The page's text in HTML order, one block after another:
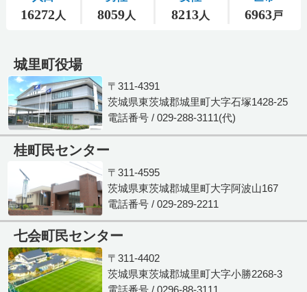
城里町役場
〒311-4391
茨城県東茨城郡城里町大字石塚1428-25
電話番号 / 029-288-3111(代)
桂町民センター
〒311-4595
茨城県東茨城郡城里町大字阿波山167
電話番号 / 029-289-2211
七会町民センター
〒311-4402
茨城県東茨城郡城里町大字小勝2268-3
電話番号 / 0296-88-3111